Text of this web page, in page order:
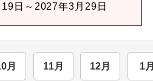
日～2027年3月29日
月 11月 12月 1